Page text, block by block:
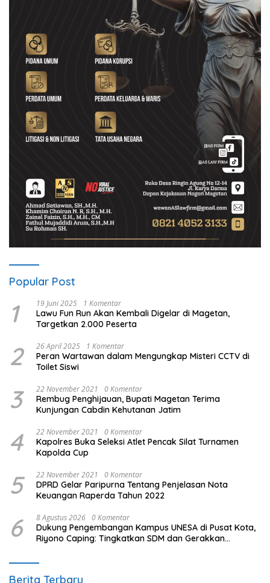
Popular Post
1 19 Juni 2025 1 Komentar
Lawu Fun Run Akan Kembali Digelar di Magetan,
Targetkan 2.000 Peserta
2 26 April 2025 1 Komentar
Peran Wartawan dalam Mengungkap Misteri CCTV di
Toilet Siswi
3 22 November 2021 0 Komentar
Rembug Penghijauan, Bupati Magetan Terima
Kunjungan Cabdin Kehutanan Jatim
4 22 November 2021 0 Komentar
Kapolres Buka Seleksi Atlet Pencak Silat Turnamen
Kapolda Cup
5 22 November 2021 0 Komentar
DPRD Gelar Paripurna Tentang Penjelasan Nota
Keuangan Raperda Tahun 2022
6 8 Agustus 2026 0 Komentar
Dukung Pengembangan Kampus UNESA di Pusat Kota,
Riyono Caping: Tingkatkan SDM dan Gerakkan
Berita Terbaru